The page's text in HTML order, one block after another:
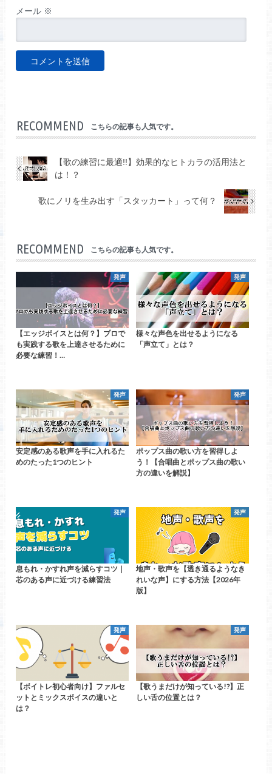
メール ※
RECOMMEND こちらの記事も人気です。
【歌の練習に最適!!】効果的なヒトカラの活用法と
は！？
歌にノリを生み出す「スタッカート」って何？
RECOMMEND こちらの記事も人気です。
発声
【エッジボイスとは何？】プロで
も実践する歌を上達させるために
必要な練習！…
発声
様々な声色を出せるようになる
「声立て」とは？
発声
安定感のある歌声を手に入れるた
めのたった1つのヒント
発声
ポップス曲の歌い方を習得しよ
う！【合唱曲とポップス曲の歌い
方の違いを解説】
発声
息もれ・かすれ声を減らすコツ｜
芯のある声に近づける練習法
発声
地声・歌声を【透き通るようなき
れいな声】にする方法【2026年
版】
発声
【ボイトレ初心者向け】ファルセ
ットとミックスボイスの違いと
は？
発声
【歌うまだけが知っている!?】正
しい舌の位置とは？